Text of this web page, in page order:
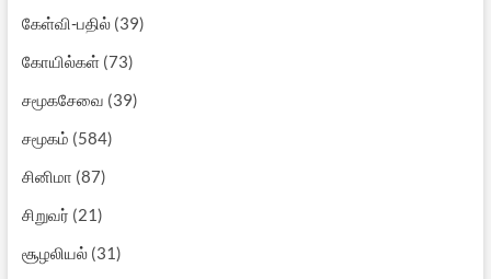
கேள்வி-பதில்(39)
கோயில்கள்(73)
சமூகசேவை (39)
சமூகம் (584)
சினிமா (87)
சிறுவர் (21)
சூழலியல்(31)